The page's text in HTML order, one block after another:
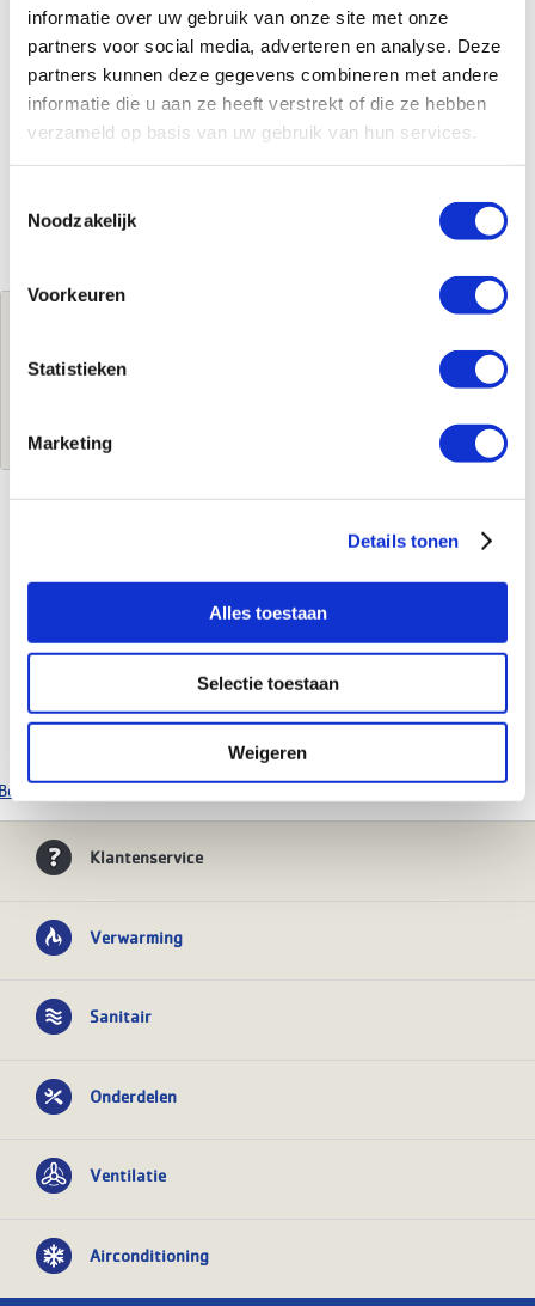
informatie over uw gebruik van onze site met onze
partners voor social media, adverteren en analyse. Deze
partners kunnen deze gegevens combineren met andere
informatie die u aan ze heeft verstrekt of die ze hebben
verzameld op basis van uw gebruik van hun services.
Noodzakelijk
Voorkeuren
Statistieken
Marketing
Details tonen
Alles toestaan
Selectie toestaan
Weigeren
€766,98
115.907.DW.6
EAN-Code
4025410703811
alle Geberit producten
Klantenservice
Verwarming
Sanitair
Onderdelen
Ventilatie
Airconditioning